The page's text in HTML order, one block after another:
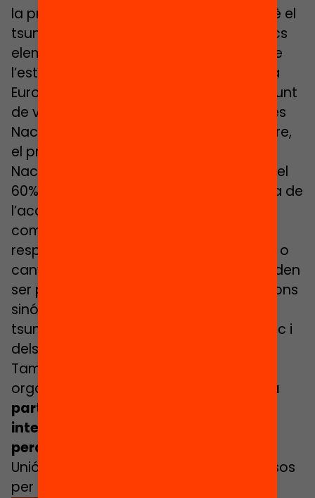
la pròpia població d’Estats Units, perquè el
tsunami Trump s’està carregant els pocs
elements que hi havia als Estats Units de
l’estat del benestar tal com l’entenem a
Europa. També és un tsunami des del punt
de vista de les relacions multilaterals. Les
Nacions Unides no saben com sobreviure,
el pressupost de les agències de les
Nacions Unides està caient entre el 30 i el
60%. És un tsunami des del punt de vista de
l’acceptació de la diversitat. Les
companyies havien avançat molt en
responsabilitat i polítiques de diversitat o
canvi climàtic, i ara veuen que ja no poden
ser portaveus públics de les seves accions
sinó que són atacades. I és també un
tsunami des del punt de vista tecnològic i
dels algoritmes que ens regulen a tots.
També està afectant les ONG i
organitzacions de la societat civil.
Bona
part de les organitzacions
internacionals en dos o tres anys
perdran un 30% dels seus recursos
Unió Europea també està reduint recursos
per gastar en defensa.